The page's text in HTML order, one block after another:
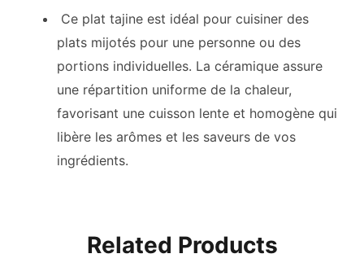
Ce plat tajine est idéal pour cuisiner des
plats mijotés pour une personne ou des
portions individuelles. La céramique assure
une répartition uniforme de la chaleur,
favorisant une cuisson lente et homogène qui
libère les arômes et les saveurs de vos
ingrédients.
Related Products